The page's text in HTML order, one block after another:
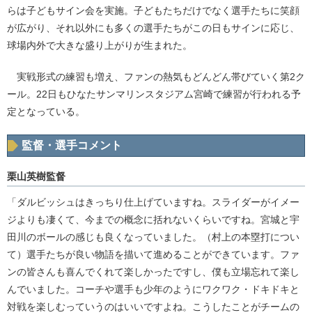
らは子どもサイン会を実施。子どもたちだけでなく選手たちに笑顔
が広がり、それ以外にも多くの選手たちがこの日もサインに応じ、
球場内外で大きな盛り上がりが生まれた。
実戦形式の練習も増え、ファンの熱気もどんどん帯びていく第2ク
ール。22日もひなたサンマリンスタジアム宮崎で練習が行われる予
定となっている。
監督・選手コメント
栗山英樹監督
「ダルビッシュはきっちり仕上げていますね。スライダーがイメー
ジよりも凄くて、今までの概念に括れないくらいですね。宮城と宇
田川のボールの感じも良くなっていました。（村上の本塁打につい
て）選手たちが良い物語を描いて進めることができています。ファ
ンの皆さんも喜んでくれて楽しかったですし、僕も立場忘れて楽し
んでいました。コーチや選手も少年のようにワクワク・ドキドキと
対戦を楽しむっていうのはいいですよね。こうしたことがチームの